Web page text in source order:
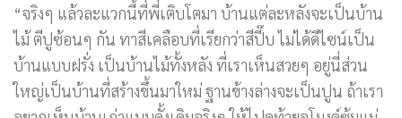
“จริงๆ แล้วละแวกนี้ที่พี่เติบโตมา บ้านแต่ละหลังจะเป็นบ้าน
ไม้ ตีปูซ้อนๆ กัน ทาสีเคลือบที่เรียกว่าสีปี๊บ ไม่ได้ดีไซน์เป็น
บ้านแบบฝรั่ง เป็นบ้านไม้ทั้งหลัง ที่เราเห็นสวยๆ อยู่นี่ส่วน
ใหญ่เป็นบ้านที่สร้างขึ้นมาใหม่ ฐานข้างล่างจะเป็นปูน ถ้าเรา